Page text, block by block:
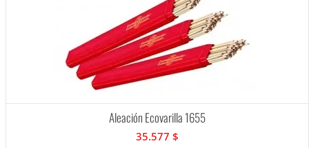
Aleación Ecovarilla 1655
35.577 $